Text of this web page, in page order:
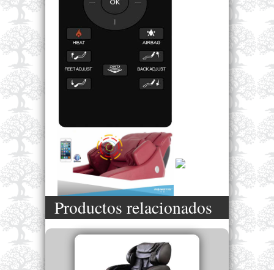
Productos relacionados